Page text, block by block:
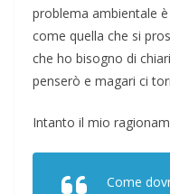
problema ambientale
come quella che si
che ho bisogno di
penserò e magari ci
Intanto il mio
Come